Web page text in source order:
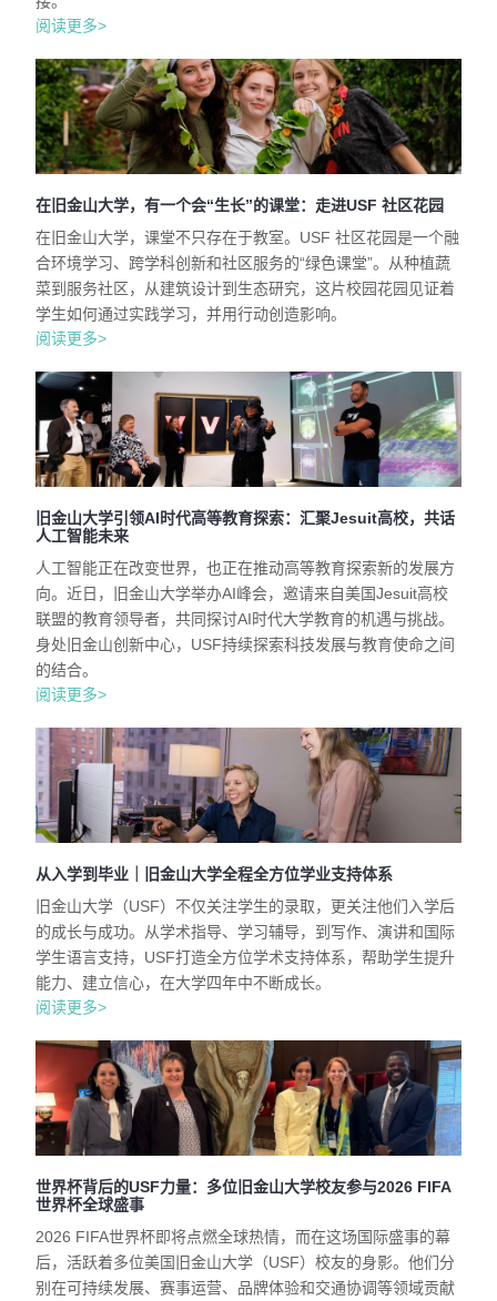
阅读更多>
在旧金山大学，有一个会“生长”的课堂：走进USF 社区花园
在旧金山大学，课堂不只存在于教室。USF 社区花园是一个融
合环境学习、跨学科创新和社区服务的“绿色课堂”。从种植蔬
菜到服务社区，从建筑设计到生态研究，这片校园花园见证着
学生如何通过实践学习，并用行动创造影响。
阅读更多>
旧金山大学引领AI时代高等教育探索：汇聚Jesuit高校，共话
人工智能未来
人工智能正在改变世界，也正在推动高等教育探索新的发展方
向。近日，旧金山大学举办AI峰会，邀请来自美国Jesuit高校
联盟的教育领导者，共同探讨AI时代大学教育的机遇与挑战。
身处旧金山创新中心，USF持续探索科技发展与教育使命之间
的结合。
阅读更多>
从入学到毕业｜旧金山大学全程全方位学业支持体系
旧金山大学（USF）不仅关注学生的录取，更关注他们入学后
的成长与成功。从学术指导、学习辅导，到写作、演讲和国际
学生语言支持，USF打造全方位学术支持体系，帮助学生提升
能力、建立信心，在大学四年中不断成长。
阅读更多>
世界杯背后的USF力量：多位旧金山大学校友参与2026 FIFA
世界杯全球盛事
2026 FIFA世界杯即将点燃全球热情，而在这场国际盛事的幕
后，活跃着多位美国旧金山大学（USF）校友的身影。他们分
别在可持续发展、赛事运营、品牌体验和交通协调等领域贡献